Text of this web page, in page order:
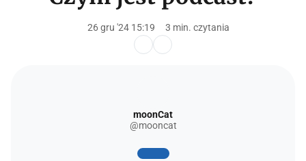
26 gru '24 15:19 3 min. czytania
moonCat
@mooncat